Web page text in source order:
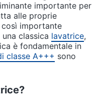
importante per
alle proprie
importante
classica lavatrice,
è fondamentale in
classe A+++ sono